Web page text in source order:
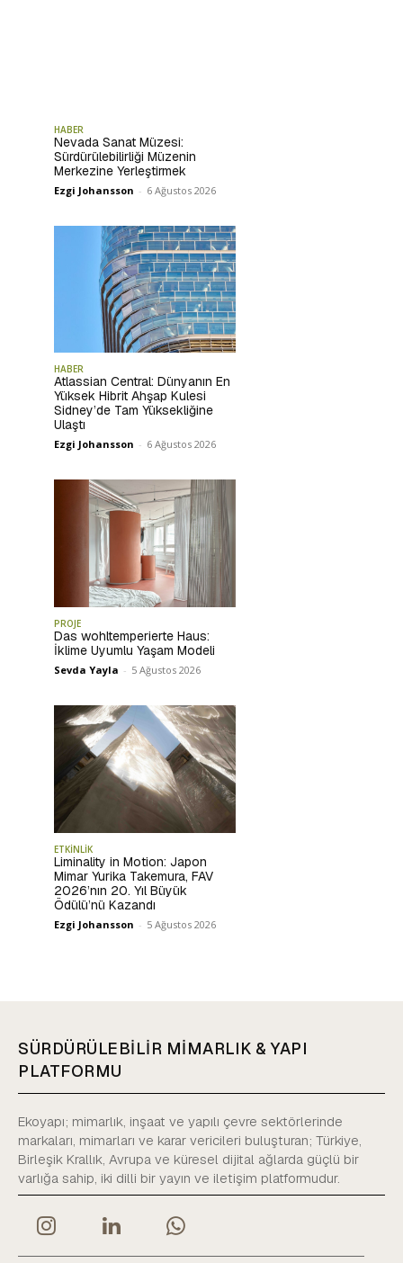
HABER
Nevada Sanat Müzesi:
Sürdürülebilirliği Müzenin
Merkezine Yerleştirmek
Ezgi Johansson - 6 Ağustos 2026
HABER
Atlassian Central: Dünyanın En
Yüksek Hibrit Ahşap Kulesi
Sidney’de Tam Yüksekliğine
Ulaştı
Ezgi Johansson - 6 Ağustos 2026
PROJE
Das wohltemperierte Haus:
İklime Uyumlu Yaşam Modeli
Sevda Yayla - 5 Ağustos 2026
ETKİNLİK
Liminality in Motion: Japon
Mimar Yurika Takemura, FAV
2026’nın 20. Yıl Büyük
Ödülü’nü Kazandı
Ezgi Johansson - 5 Ağustos 2026
SÜRDÜRÜLEBİLİR MİMARLIK & YAPI
PLATFORMU
Ekoyapı; mimarlık, inşaat ve yapılı çevre sektörlerinde
markaları, mimarları ve karar vericileri buluşturan; Türkiye,
Birleşik Krallık, Avrupa ve küresel dijital ağlarda güçlü bir
varlığa sahip, iki dilli bir yayın ve iletişim platformudur.